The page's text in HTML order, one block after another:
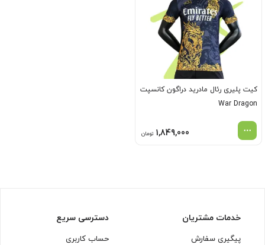
کیت پلیری رئال مادرید دراگون کانسپت
War Dragon
1,849,000 تومان
خدمات مشتریان
پیگیری سفارش
دسترسی سریع
حساب کاربری